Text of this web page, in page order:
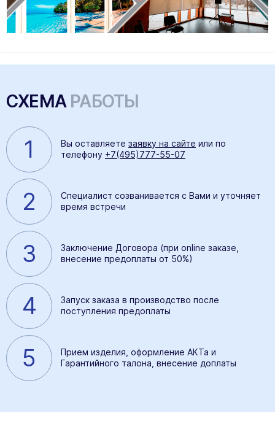
СХЕМАРАБОТЫ
1 Вы оставляете заявку на сайте или по
телефону +7(495)777-55-07
2
Специалист созванивается с Вами и уточняет
время встречи
3
Заключение Договора (при online заказе,
внесение предоплаты от 50%)
4
Запуск заказа в производство после
поступления предоплаты
5
Прием изделия, оформление АКТа и
Гарантийного талона, внесение доплаты